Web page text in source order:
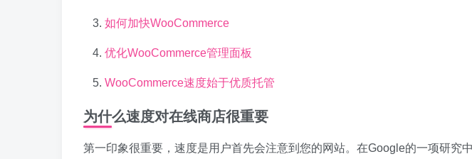
如何加快WooCommerce
优化WooCommerce管理面板
WooCommerce速度始于优质托管
为什么速度对在线商店很重要
第一印象很重要，速度是用户首先会注意到您的网站。在Google的一项研究